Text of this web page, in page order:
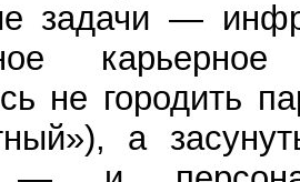
задачи —
не городить
а